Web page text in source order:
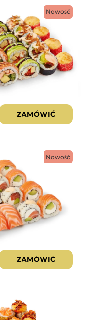
Nowość
ZAMÓWIĆ
Nowość
ZAMÓWIĆ